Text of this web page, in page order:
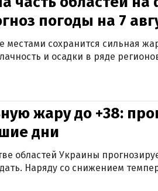
погоды на 7
местами сохранится сильная
и осадки в ряде
жару до +38:
дни
областей Украины
Наряду со снижением